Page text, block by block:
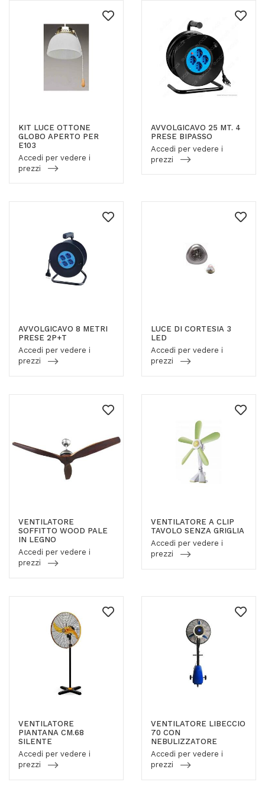
KIT LUCE OTTONE
GLOBO APERTO PER
E103
Accedi per vedere i
prezzi
AVVOLGICAVO 25 MT. 4
PRESE BIPASSO
Accedi per vedere i
prezzi
AVVOLGICAVO 8 METRI
PRESE 2P+T
Accedi per vedere i
prezzi
LUCE DI CORTESIA 3
LED
Accedi per vedere i
prezzi
VENTILATORE
SOFFITTO WOOD PALE
IN LEGNO
Accedi per vedere i
prezzi
VENTILATORE A CLIP
TAVOLO SENZA GRIGLIA
Accedi per vedere i
prezzi
VENTILATORE
PIANTANA CM.68
SILENTE
Accedi per vedere i
prezzi
VENTILATORE LIBECCIO
70 CON
NEBULIZZATORE
Accedi per vedere i
prezzi